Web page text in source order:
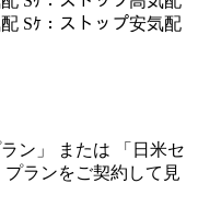
Sｹ ： ストップ安気配
ン 」 または 「 日米セ
プランをご契約して見